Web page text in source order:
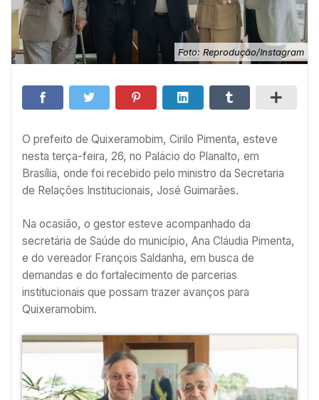
Foto: Reprodução/Instagram
O prefeito de Quixeramobim, Cirilo Pimenta, esteve
nesta terça-feira, 26, no Palácio do Planalto, em
Brasília, onde foi recebido pelo ministro da Secretaria
de Relações Institucionais, José Guimarães.
Na ocasião, o gestor esteve acompanhado da
secretária de Saúde do município, Ana Cláudia Pimenta,
e do vereador François Saldanha, em busca de
demandas e do fortalecimento de parcerias
institucionais que possam trazer avanços para
Quixeramobim.